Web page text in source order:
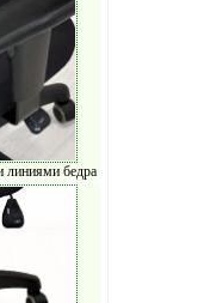
линиями бедра